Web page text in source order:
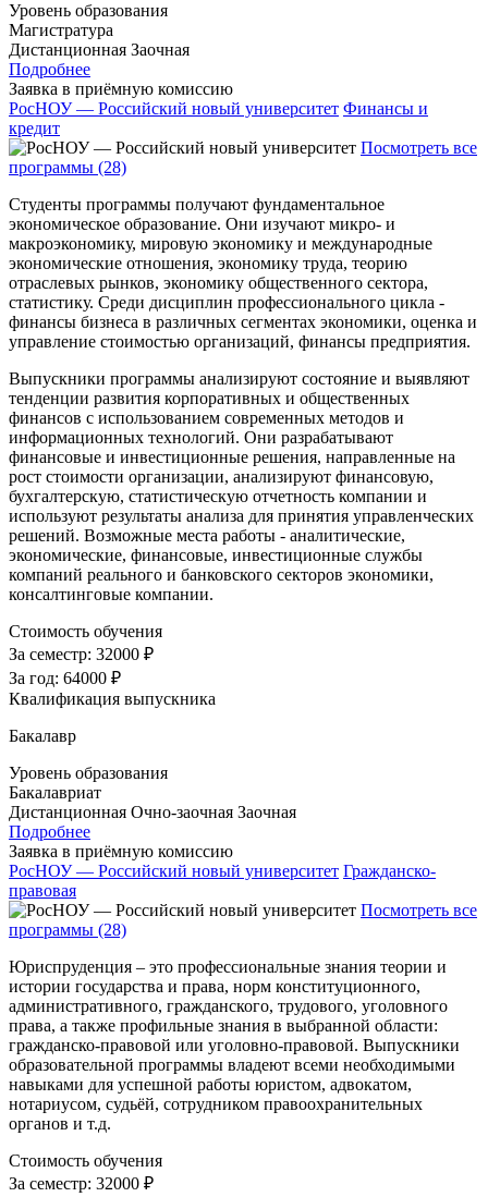
Уровень образования
Магистратура
Дистанционная Заочная
Подробнее
Заявка в приёмную комиссию
РосНОУ — Российский новый университет Финансы и
кредит
Посмотреть все
программы (28)
Студенты программы получают фундаментальное
экономическое образование. Они изучают микро- и
макроэкономику, мировую экономику и международные
экономические отношения, экономику труда, теорию
отраслевых рынков, экономику общественного сектора,
статистику. Среди дисциплин профессионального цикла -
финансы бизнеса в различных сегментах экономики, оценка и
управление стоимостью организаций, финансы предприятия.
Выпускники программы анализируют состояние и выявляют
тенденции развития корпоративных и общественных
финансов с использованием современных методов и
информационных технологий. Они разрабатывают
финансовые и инвестиционные решения, направленные на
рост стоимости организации, анализируют финансовую,
бухгалтерскую, статистическую отчетность компании и
используют результаты анализа для принятия управленческих
решений. Возможные места работы - аналитические,
экономические, финансовые, инвестиционные службы
компаний реального и банковского секторов экономики,
консалтинговые компании.
Стоимость обучения
За семестр: 32000 ₽
За год: 64000 ₽
Квалификация выпускника
Бакалавр
Уровень образования
Бакалавриат
Дистанционная Очно-заочная Заочная
Подробнее
Заявка в приёмную комиссию
РосНОУ — Российский новый университет Гражданско-
правовая
Посмотреть все
программы (28)
Юриспруденция – это профессиональные знания теории и
истории государства и права, норм конституционного,
административного, гражданского, трудового, уголовного
права, а также профильные знания в выбранной области:
гражданско-правовой или уголовно-правовой. Выпускники
образовательной программы владеют всеми необходимыми
навыками для успешной работы юристом, адвокатом,
нотариусом, судьёй, сотрудником правоохранительных
органов и т.д.
Стоимость обучения
За семестр: 32000 ₽